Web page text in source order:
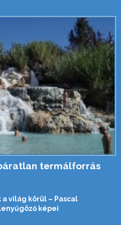
termálforrás
világ körül – Pascal
képei